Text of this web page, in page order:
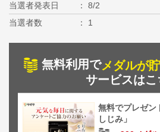
当選者発表日
8/2
当選者数
1
無料利用でメダルが
サービスはこ
無料でプレゼン
しじみ」